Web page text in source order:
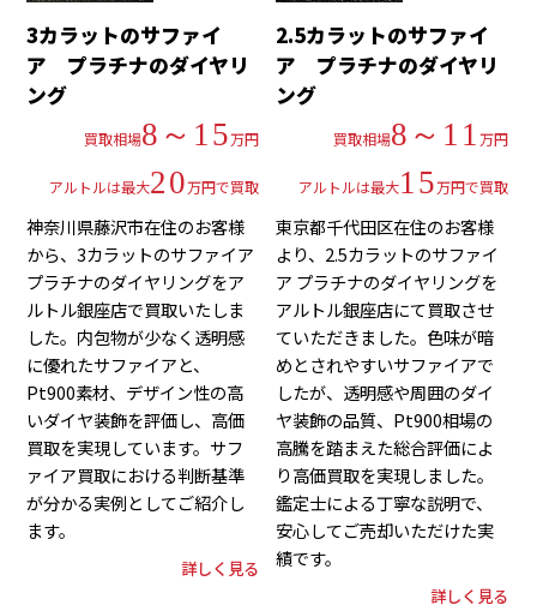
3カラットのサファイ
ア プラチナのダイヤリ
ング
買取相場8～15万円
アルトルは最大20万円で買取
神奈川県藤沢市在住のお客様
から、3カラットのサファイア
プラチナのダイヤリングをア
ルトル銀座店で買取いたしま
した。内包物が少なく透明感
に優れたサファイアと、
Pt900素材、デザイン性の高
いダイヤ装飾を評価し、高価
買取を実現しています。サフ
ァイア買取における判断基準
が分かる実例としてご紹介し
ます。
詳しく見る
2.5カラットのサファイ
ア プラチナのダイヤリ
ング
買取相場8～11 万円
アルトルは最大15万円で買取
東京都千代田区在住のお客様
より、2.5カラットのサファイ
ア プラチナのダイヤリングを
アルトル銀座店にて買取させ
ていただきました。色味が暗
めとされやすいサファイアで
したが、透明感や周囲のダイ
ヤ装飾の品質、Pt900相場の
高騰を踏まえた総合評価によ
り高価買取を実現しました。
鑑定士による丁寧な説明で、
安心してご売却いただけた実
績です。
詳しく見る